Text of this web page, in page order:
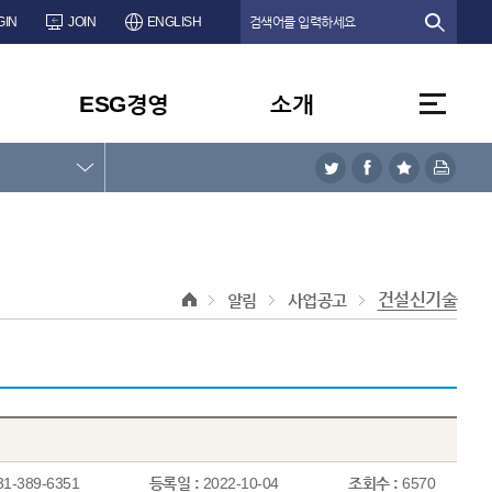
JOIN ENGLISH
ESG경영 소개
알림 사업공고 건설신기술
389-6351 등록일 : 2022-10-04 조회수 : 6570